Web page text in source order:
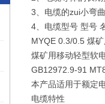
3、电缆的zui小弯
4、电缆型号 型号
MYQE 0.3/0.5 煤
煤矿用移动轻型软
GB12972.9-91
本产品适用于额定
电缆特性